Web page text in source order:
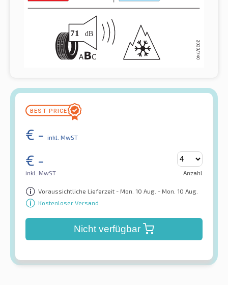
€ - inkl. MwST
€ -
inkl. MwST Anzahl
Voraussichtliche Lieferzeit - Mon. 10 Aug. - Mon. 10 Aug.
Kostenloser Versand
Nicht verfügbar